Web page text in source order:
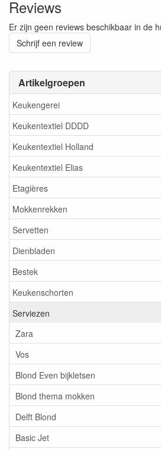
Artikelgroepen
Keukengerei
Keukentextiel DDDD
Keukentextiel Holland
Keukentextiel Elias
Etagières
Mokkenrekken
Servetten
Dienbladen
Bestek
Keukenschorten
Serviezen
Zara
Vos
Blond Even bijkletsen
Blond thema mokken
Delft Blond
Basic Jet
Reviews
Er zijn geen reviews beschikbaar in de
Schrijf een review